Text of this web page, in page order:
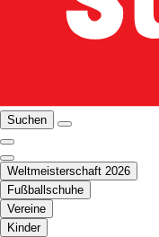
Suchen
Weltmeisterschaft 2026
Fußballschuhe
Vereine
Kinder